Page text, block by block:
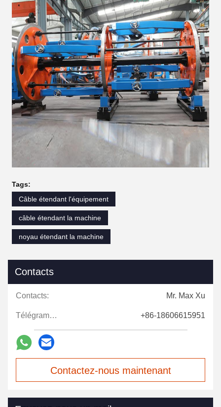
Tags:
Câble étendant l'équipement
câble étendant la machine
noyau étendant la machine
Contacts
Contacts: Mr. Max Xu
Télégramme: +86-18606615951
Contactez-nous maintenant